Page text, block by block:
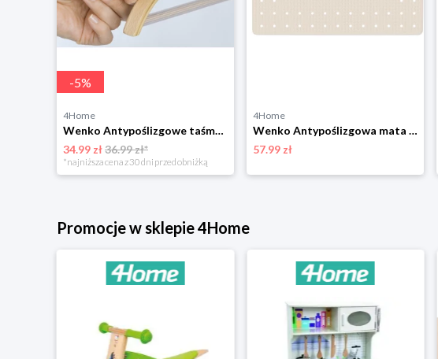
-5%
4Home
Wenko Antypoślizgowe taśmy do wieszaków, 20 szt.
34.99 zł36.99 zł*
*najniższa cena z 30 dni przed obniżką
4Home
Wenko Antypoślizgowa mata do wanny Mirasol, beżowy
57.99 zł
Promocje w sklepie 4Home